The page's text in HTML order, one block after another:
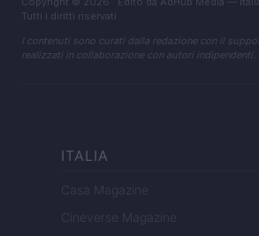
Tutti i diritti riservati
I contenuti sono curati dalla redazione con il
realizzati in collaborazione con autori indipendenti.
ITALIA
Casa Magazine
Cineverse Magazine